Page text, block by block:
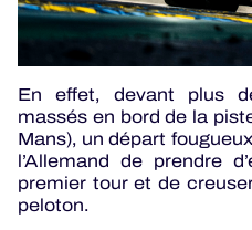
En effet, devant plus
massés en bord de la
Mans), un départ
l’Allemand de prendre
premier tour et de
peloton.